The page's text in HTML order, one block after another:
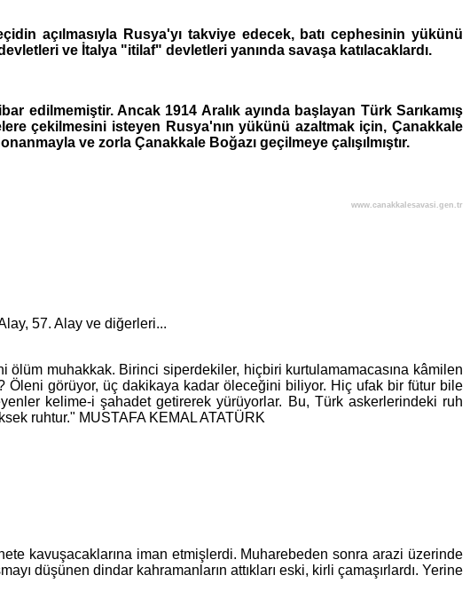
açılmasıyla Rusya'yı takviye edecek, batı cephesinin yükünü
ve İtalya "itilaf" devletleri yanında savaşa katılacaklardı.
edilmemiştir. Ancak 1914 Aralık ayında başlayan Türk Sarıkamış
çekilmesini isteyen Rusya'nın yükünü azaltmak için, Çanakkale
ve zorla Çanakkale Boğazı geçilmeye çalışılmıştır.
www.canakkalesavasi.gen.tr
57. Alay ve diğerleri...
ölüm muhakkak. Birinci siperdekiler, hiçbiri kurtulamamacasına kâmilen
Öleni görüyor, üç dakikaya kadar öleceğini biliyor. Hiç ufak bir fütur bile
kelime-i şahadet getirerek yürüyorlar. Bu, Türk askerlerindeki ruh
ruhtur." MUSTAFA KEMAL ATATÜRK
kavuşacaklarına iman etmişlerdi. Muharebeden sonra arazi üzerinde
düşünen dindar kahramanların attıkları eski, kirli çamaşırlardı. Yerine